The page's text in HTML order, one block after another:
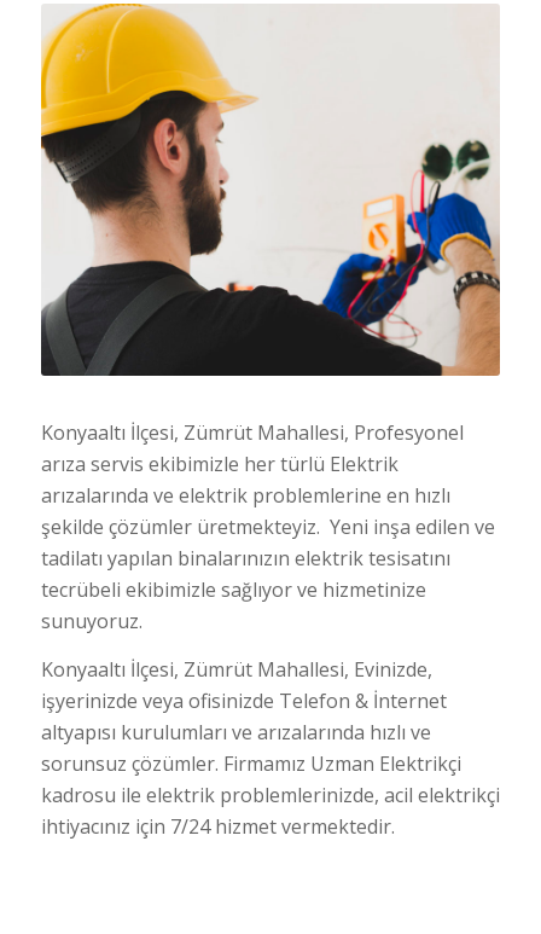
Konyaaltı İlçesi, Zümrüt Mahallesi, Profesyonel
arıza servis ekibimizle her türlü Elektrik
arızalarında ve elektrik problemlerine en hızlı
şekilde çözümler üretmekteyiz. Yeni inşa edilen ve
tadilatı yapılan binalarınızın elektrik tesisatını
tecrübeli ekibimizle sağlıyor ve hizmetinize
sunuyoruz.
Konyaaltı İlçesi, Zümrüt Mahallesi, Evinizde,
işyerinizde veya ofisinizde Telefon & İnternet
altyapısı kurulumları ve arızalarında hızlı ve
sorunsuz çözümler. Firmamız Uzman Elektrikçi
kadrosu ile elektrik problemlerinizde, acil elektrikçi
ihtiyacınız için 7/24 hizmet vermektedir.